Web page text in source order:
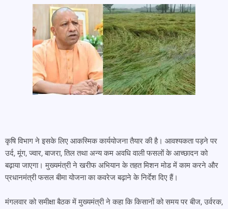
कृषि विभाग ने इसके लिए आकस्मिक कार्ययोजना तैयार की है। आवश्यकता पड़ने पर
उर्द, मूंग, ज्वार, बाजरा, तिल तथा अन्य कम अवधि वाली फसलों के आच्छादन को
बढ़ाया जाएगा। मुख्यमंत्री ने खरीफ अभियान के तहत मिशन मोड में काम करने और
प्रधानमंत्री फसल बीमा योजना का कवरेज बढ़ाने के निर्देश दिए हैं।
मंगलवार को समीक्षा बैठक में मुख्यमंत्री ने कहा कि किसानों को समय पर बीज, उर्वरक,